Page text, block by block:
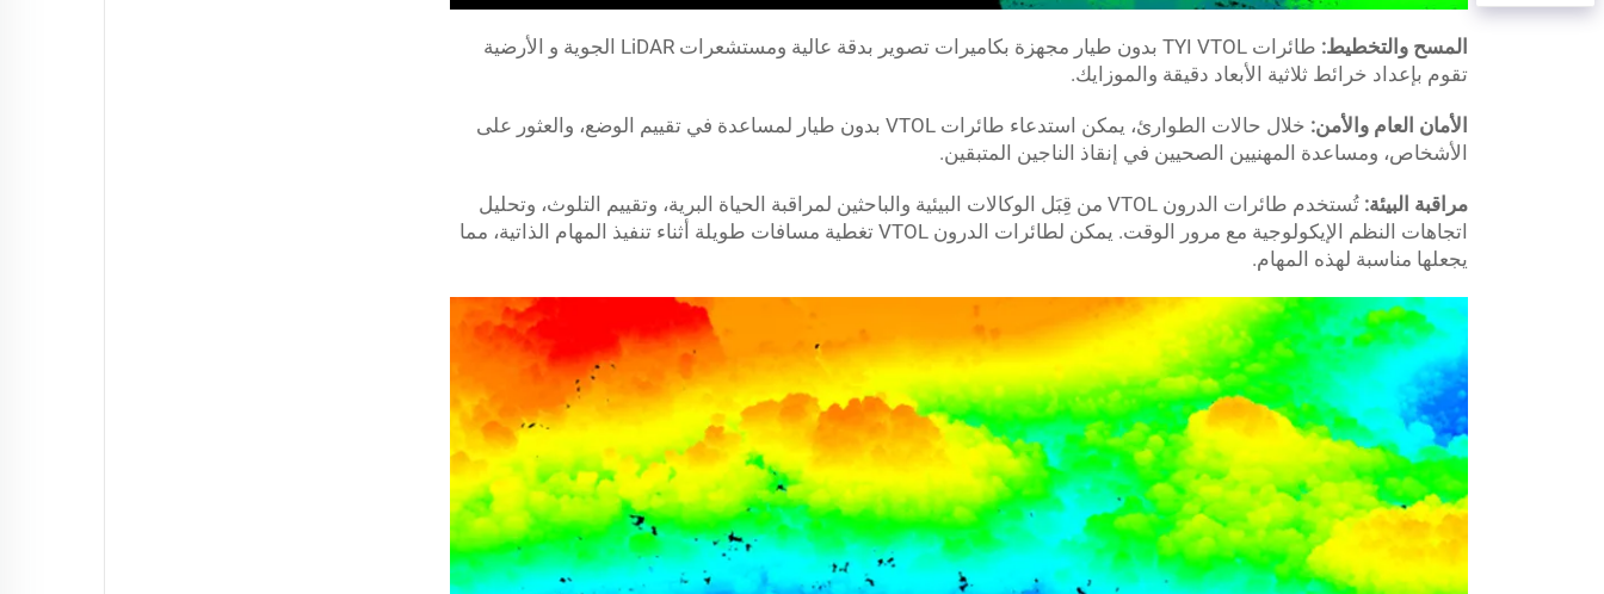
المسح والتخطيط:
طائرات TYI VTOL بدون طيار مجهزة بكاميرات تصوير بدقة عالية ومستشعرات LiDAR الجوية و الأرضية
تقوم بإعداد خرائط ثلاثية الأبعاد دقيقة والموزايك.
الأمان العام والأمن:
خلال حالات الطوارئ، يمكن استدعاء طائرات VTOL بدون طيار لمساعدة في تقييم الوضع، والعثور على
الأشخاص، ومساعدة المهنيين الصحيين في إنقاذ الناجين المتبقين.
مراقبة البيئة:
تُستخدم طائرات الدرون VTOL من قِبَل الوكالات البيئية والباحثين لمراقبة الحياة البرية، وتقييم التلوث، وتحليل
اتجاهات النظم الإيكولوجية مع مرور الوقت. يمكن لطائرات الدرون VTOL تغطية مسافات طويلة أثناء تنفيذ المهام الذاتية، مما
يجعلها مناسبة لهذه المهام.